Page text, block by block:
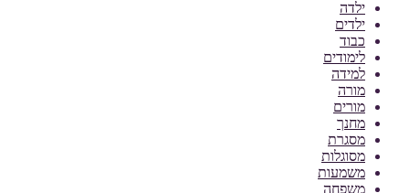
ילדה
ילדים
כבוד
לימודים
למידה
מורה
מורים
מחנך
מסגרת
מסוגלות
משמעות
משפחה